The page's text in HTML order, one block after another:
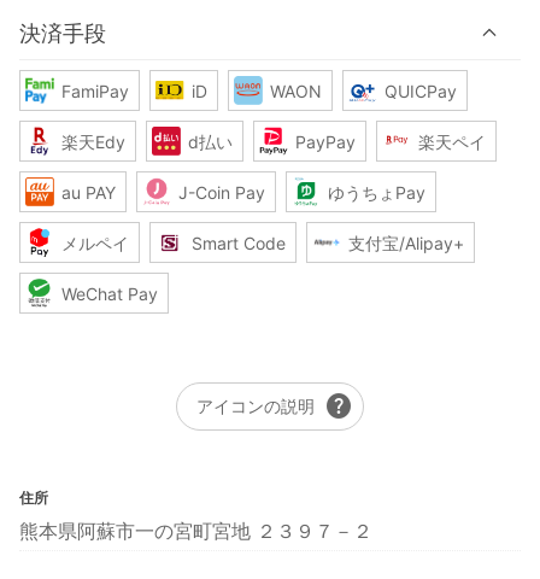
決済手段
FamiPay iD WAON QUICPay
楽天Edy d払い PayPay 楽天ペイ
au PAY J-Coin Pay ゆうちょPay
メルペイ Smart Code 支付宝/Alipay+
WeChat Pay
アイコンの説明 help
住所
熊本県阿蘇市一の宮町宮地 ２３９７－２